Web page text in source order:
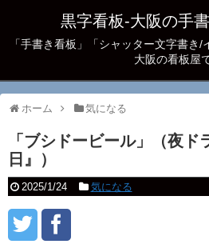
黒字看板‐大阪の手
「手書き看板」「シャッター文字書き
大阪の看板屋
ホーム 気になる
「ブシドービール」（夜ド
日』）
2025/1/24 気になる